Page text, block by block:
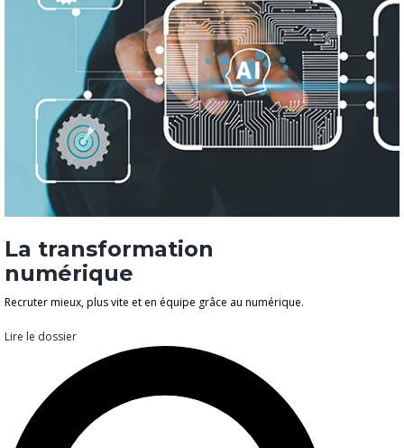
La transformation
numérique
Recruter mieux, plus vite et en équipe grâce au numérique.
Lire le dossier